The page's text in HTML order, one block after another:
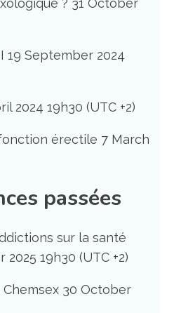
? 31 October
19 September 2024
2024 19h30 (UTC +2)
érectile 7 March
passées
sur la santé
19h30 (UTC +2)
30 October